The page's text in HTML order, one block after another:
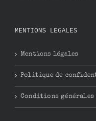
MENTIONS LEGALES
Mentions légales
Politique de
Conditions générales